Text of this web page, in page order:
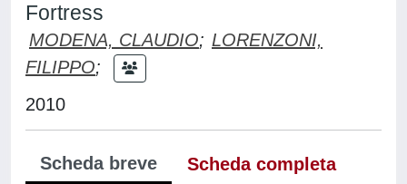
Fortress
MODENA, CLAUDIO; LORENZONI,
FILIPPO;
2010
Scheda breve
Scheda completa